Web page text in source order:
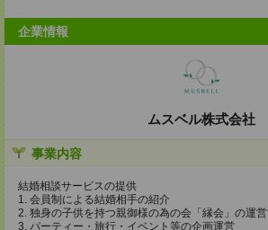
企業情報
ムスベル株式会社
事業内容
結婚相談サービスの提供
1. 会員制による結婚相手の紹介
2. 独身の子供を持つ親御様の為の会「縁会」の運営
3. パーティー・旅行・イベント等の企画運営